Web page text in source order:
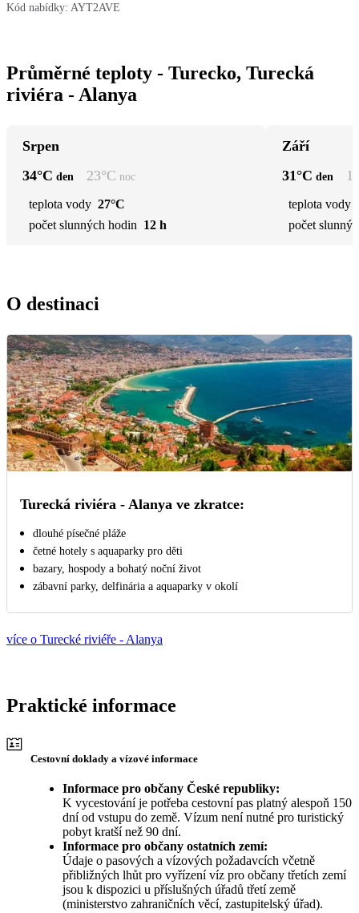
Kód nabídky: AYT2AVE
Průměrné teploty - Turecko, Turecká
riviéra - Alanya
Srpen
34°C den 23°C noc
teplota vody 27°C
počet slunných hodin 12 h
Září
31°C den
teplota vody
počet
O destinaci
Turecká riviéra - Alanya ve zkratce:
dlouhé písečné pláže
četné hotely s aquaparky pro děti
bazary, hospody a bohatý noční život
zábavní parky, delfinária a aquaparky v okolí
více o Turecké riviéře - Alanya
Praktické informace
Cestovní doklady a vízové informace
Informace pro občany České republiky:
K vycestování je potřeba cestovní pas platný alespoň 150
dní od vstupu do země. Vízum není nutné pro turistický
pobyt kratší než 90 dní.
Informace pro občany ostatních zemí:
Údaje o pasových a vízových požadavcích včetně
přibližných lhůt pro vyřízení víz pro občany třetích zemí
jsou k dispozici u příslušných úřadů třetí země
(ministerstvo zahraničních věcí, zastupitelský úřad).